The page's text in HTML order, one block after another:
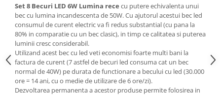
Mese gradinita
Scaune gradinita
Set mese si scaune gradinita
Mobilier copii
Mobila camera copii
Scaune birou pentru copii
Saltele patuturi copii
Set 8 Becuri LED 6W Lumina rece cu putere echivalenta unui
bec cu lumina incandescenta de 50W. Cu ajutorul acestui bec led
consumul de curent electric va fi redus substantial (cu pana la
80% in comparatie cu un bec clasic), in timp ce calitatea si puterea
luminii cresc considerabil.
Utilizand acest bec cu led veti economisi foarte multi bani la
factura de curent (7 astfel de becuri led consuma cat un bec
normal de 40W) pe durata de functionare a becului cu led (30.000
ore = 14 ani, cu o medie de utilizare de 6 ore/zi).
Dezvoltarea permanenta a acestor produse permite folosirea in